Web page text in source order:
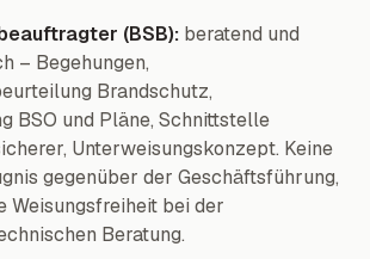
(BSB): beratend und
– Begehungen,
Brandschutz,
BSO und Pläne, Schnittstelle
Unterweisungskonzept. Keine
gegenüber der Geschäftsführung,
Weisungsfreiheit bei der
Beratung.